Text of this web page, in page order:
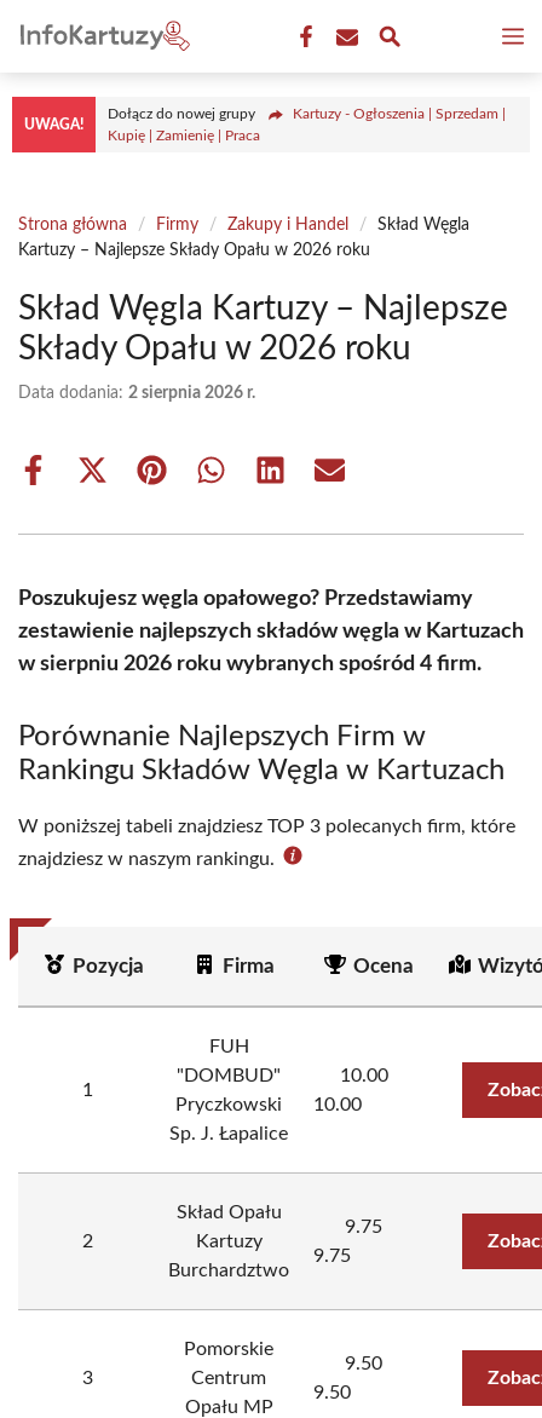
treści
UWAGA!
Dołącz do nowej grupy
Kartuzy - Ogłoszenia | Sprzedam |
Kupię | Zamienię | Praca
Strona główna / Firmy / Zakupy i Handel /
Skład Węgla
Kartuzy – Najlepsze Składy Opału w 2026 roku
Skład Węgla Kartuzy – Najlepsze
Składy Opału w 2026 roku
Data dodania: 2 sierpnia 2026 r.
Share
Share
(Twitter)
Share Share Share Share
Poszukujesz węgla opałowego? Przedstawiamy
zestawienie najlepszych składów węgla w Kartuzach
w sierpniu 2026 roku wybranych spośród 4 firm.
Porównanie Najlepszych Firm w
Rankingu Składów Węgla w Kartuzach
W poniższej tabeli znajdziesz TOP 3 polecanych firm, które
znajdziesz w naszym rankingu.
Pozycja Firma Ocena
1
FUH
"DOMBUD"
Pryczkowski
Sp. J. Łapalice
10.00
10.00
2
Skład Opału
Kartuzy
Burchardztwo
9.75
9.75
3
Pomorskie
Centrum
Opału MP
9.50
9.50